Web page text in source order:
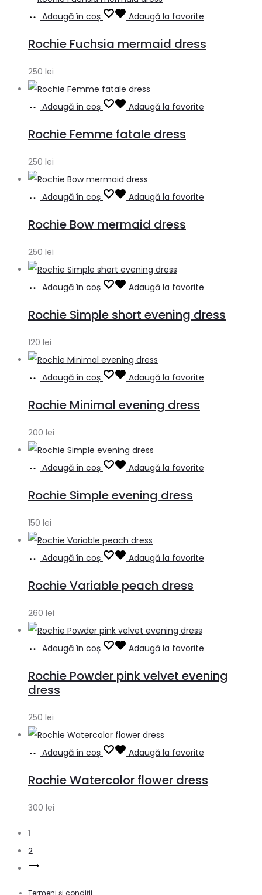
Adaugă în coș Adaugă la favorite
Rochie Fuchsia mermaid dress
250 lei
Adaugă în coș Adaugă la favorite
Rochie Femme fatale dress
250 lei
Adaugă în coș Adaugă la favorite
Rochie Bow mermaid dress
250 lei
Adaugă în coș Adaugă la favorite
Rochie Simple short evening dress
120 lei
Adaugă în coș Adaugă la favorite
Rochie Minimal evening dress
200 lei
Adaugă în coș Adaugă la favorite
Rochie Simple evening dress
150 lei
Adaugă în coș Adaugă la favorite
Rochie Variable peach dress
260 lei
Adaugă în coș Adaugă la favorite
Rochie Powder pink velvet evening
dress
250 lei
Adaugă în coș Adaugă la favorite
Rochie Watercolor flower dress
300 lei
1
2
Termeni și condiții